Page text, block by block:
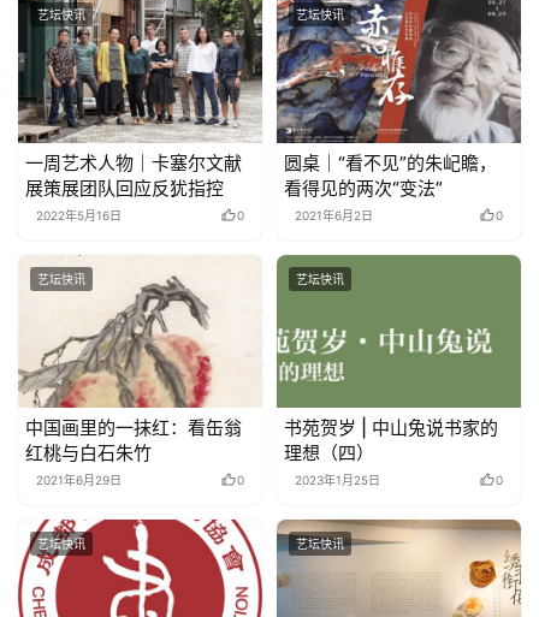
艺坛快讯
一周艺术人物｜卡塞尔文献
展策展团队回应反犹指控
2022年5月16日 0
艺坛快讯
圆桌｜“看不见”的朱屺瞻，
看得见的两次“变法”
2021年6月2日 0
艺坛快讯
中国画里的一抹红：看缶翁
红桃与白石朱竹
2021年6月29日 0
艺坛快讯
书苑贺岁 | 中山兔说书家的
理想（四）
2023年1月25日 0
艺坛快讯 艺坛快讯